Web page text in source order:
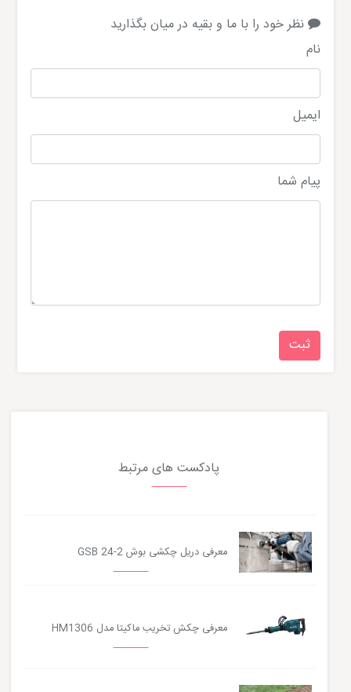
نظر خود را با ما و بقیه در میان بگذارید
نام
ایمیل
پیام شما
پادکست های مرتبط
معرفی دریل چکشی بوش GSB 24-2
معرفی چکش تخریب ماکیتا مدل HM1306